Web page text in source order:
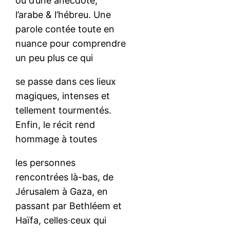
l’arabe & l’hébreu. Une
parole contée toute en
nuance pour comprendre
un peu plus ce qui
se passe dans ces lieux
magiques, intenses et
tellement tourmentés.
Enfin, le récit rend
hommage à toutes
les personnes
rencontrées là-bas, de
Jérusalem à Gaza, en
passant par Bethléem et
Haïfa, celles·ceux qui